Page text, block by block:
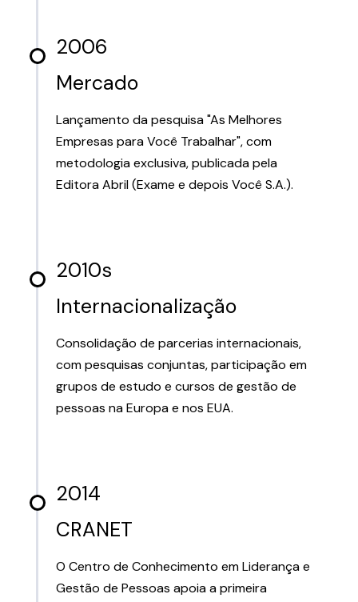
2006
Mercado
Lançamento da pesquisa "As Melhores
Empresas para Você Trabalhar", com
metodologia exclusiva, publicada pela
Editora Abril (Exame e depois Você S.A.).
2010s
Internacionalização
Consolidação de parcerias internacionais,
com pesquisas conjuntas, participação em
grupos de estudo e cursos de gestão de
pessoas na Europa e nos EUA.
2014
CRANET
O Centro de Conhecimento em Liderança e
Gestão de Pessoas apoia a primeira